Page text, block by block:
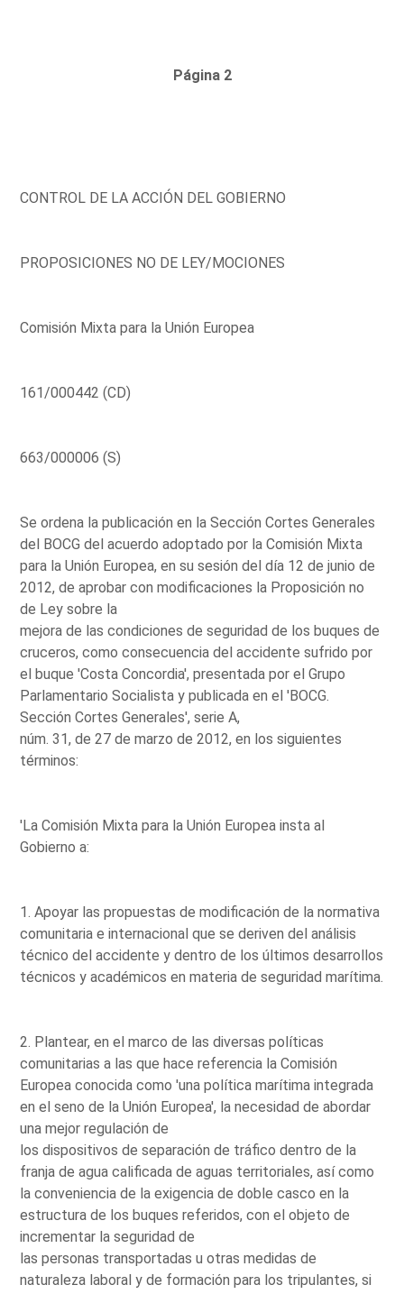
Página 2
CONTROL DE LA ACCIÓN DEL GOBIERNO
PROPOSICIONES NO DE LEY/MOCIONES
Comisión Mixta para la Unión Europea
161/000442 (CD)
663/000006 (S)
Se ordena la publicación en la Sección Cortes Generales
del BOCG del acuerdo adoptado por la Comisión Mixta
para la Unión Europea, en su sesión del día 12 de junio de
2012, de aprobar con modificaciones la Proposición no
de Ley sobre la
mejora de las condiciones de seguridad de los buques de
cruceros, como consecuencia del accidente sufrido por
el buque 'Costa Concordia', presentada por el Grupo
Parlamentario Socialista y publicada en el 'BOCG.
Sección Cortes Generales', serie A,
núm. 31, de 27 de marzo de 2012, en los siguientes
términos:
'La Comisión Mixta para la Unión Europea insta al
Gobierno a:
1. Apoyar las propuestas de modificación de la normativa
comunitaria e internacional que se deriven del análisis
técnico del accidente y dentro de los últimos desarrollos
técnicos y académicos en materia de seguridad marítima.
2. Plantear, en el marco de las diversas políticas
comunitarias a las que hace referencia la Comisión
Europea conocida como 'una política marítima integrada
en el seno de la Unión Europea', la necesidad de abordar
una mejor regulación de
los dispositivos de separación de tráfico dentro de la
franja de agua calificada de aguas territoriales, así como
la conveniencia de la exigencia de doble casco en la
estructura de los buques referidos, con el objeto de
incrementar la seguridad de
las personas transportadas u otras medidas de
naturaleza laboral y de formación para los tripulantes, si